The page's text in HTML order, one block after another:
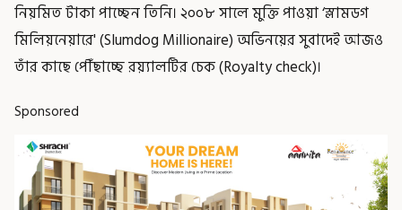
নিয়মিত টাকা পাচ্ছেন তিনি। ২০০৮ সালে মুক্তি পাওয়া ‘স্লামডগ
মিলিয়নেয়ারে' (Slumdog Millionaire) অভিনয়ের সুবাদেই আজও
তাঁর কাছে পৌঁছাচ্ছে রয়্যালটির চেক (Royalty check)।
Sponsored